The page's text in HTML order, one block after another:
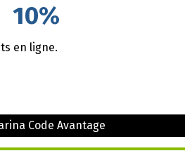
10%
en ligne.
Code Avantage